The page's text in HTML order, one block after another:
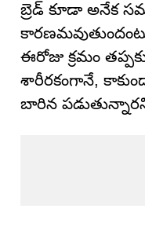
బ్రెడ్ కూడా అనేక
ఈరోజు క్రమం
శారీరకంగానే,
బారిన